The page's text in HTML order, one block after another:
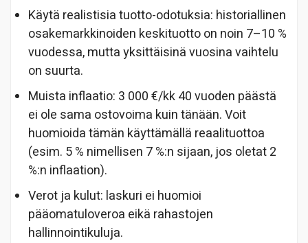
Käytä realistisia tuotto-odotuksia: historiallinen
osakemarkkinoiden keskituotto on noin 7–10 %
vuodessa, mutta yksittäisinä vuosina vaihtelu
on suurta.
Muista inflaatio: 3 000 €/kk 40 vuoden päästä
ei ole sama ostovoima kuin tänään. Voit
huomioida tämän käyttämällä reaalituottoa
(esim. 5 % nimellisen 7 %:n sijaan, jos oletat 2
%:n inflaation).
Verot ja kulut: laskuri ei huomioi
pääomatuloveroa eikä rahastojen
hallinnointikuluja.